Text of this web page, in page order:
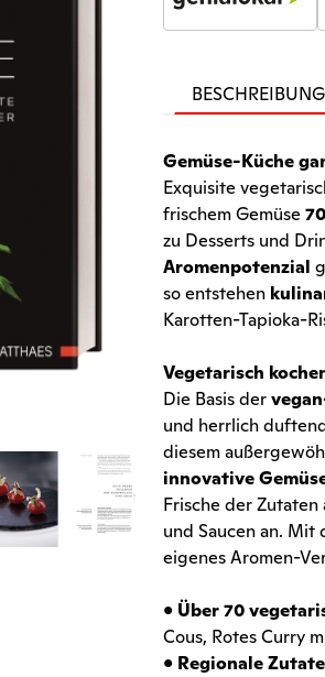
BESCHREIBUNG
Gemüse-Küche
Exquisite
frischem Gemüse
zu Desserts und
Aromenpotenzial
so entstehen
Karotten-Tapioka-
Vegetarisch
Die Basis der
und herrlich
diesem
innovative
Frische der
und Saucen an. Mit
eigenes Aromen-
• Über 70
Cous, Rotes Curry
• Regionale